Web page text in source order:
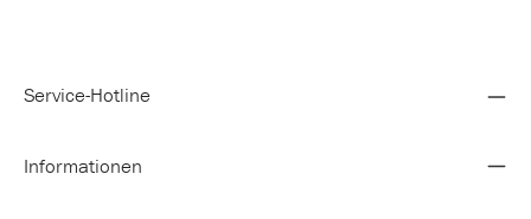
Service-Hotline
Informationen